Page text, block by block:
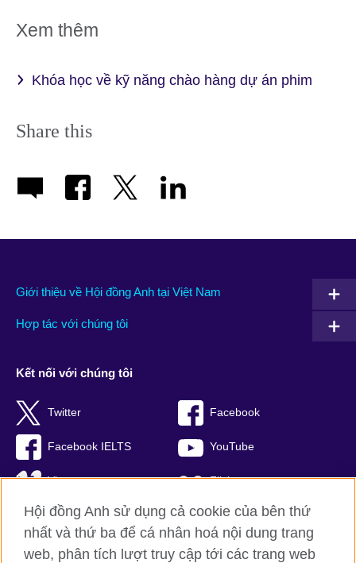
Xem thêm
Khóa học về kỹ năng chào hàng dự án phim
Share this
Giới thiệu về Hội đồng Anh tại Việt Nam
Hợp tác với chúng tôi
Kết nối với chúng tôi
Twitter Facebook
Facebook IELTS YouTube
Vimeo Flickr
RSS TikTok
Hội đồng Anh sử dụng cả cookie của bên thứ
nhất và thứ ba để cá nhân hoá nội dung trang
web, phân tích lượt truy cập tới các trang web